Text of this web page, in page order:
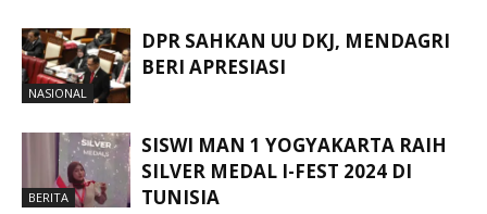
NASIONAL
DPR SAHKAN UU DKJ, MENDAGRI
BERI APRESIASI
BERITA
SISWI MAN 1 YOGYAKARTA RAIH
SILVER MEDAL I-FEST 2024 DI
TUNISIA